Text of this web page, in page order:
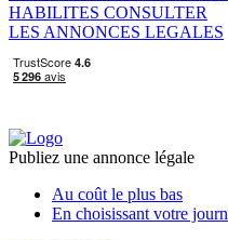
HABILITES CONSULTER
LES ANNONCES LEGALES
Publiez une annonce légale
Au coût le plus bas
En choisissant votre